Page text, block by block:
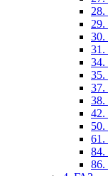
29.
30.
31.
34.
35.
37.
42.
50.
61.
86.